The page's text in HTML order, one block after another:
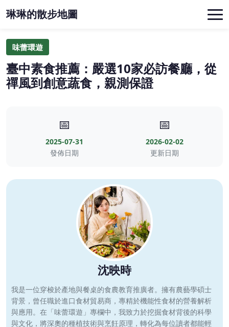
琳琳的散步地圖
味蕾環遊
臺中素食推薦：嚴選10家必訪餐廳，從
禪風到創意蔬食，親測保證
📅
2025-07-31
發佈日期
📅
2026-02-02
更新日期
沈映時
我是一位穿梭於產地與餐桌的食農教育推廣者。擁有農藝學碩士
背景，曾任職於進口食材貿易商，專精於機能性食材的營養解析
與應用。在「味蕾環遊」專欄中，我致力於挖掘食材背後的科學
與文化，將深奧的種植技術與烹飪原理，轉化為每位讀者都能輕